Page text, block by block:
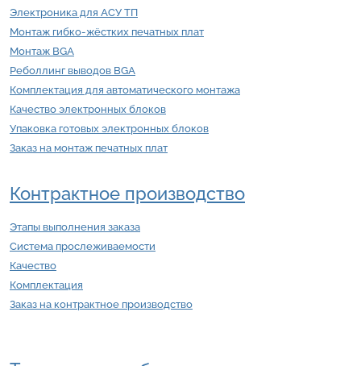
Электроника для АСУ ТП
Монтаж гибко-жёстких печатных плат
Монтаж BGA
Реболлинг выводов BGA
Комплектация для автоматического монтажа
Качество электронных блоков
Упаковка готовых электронных блоков
Заказ на монтаж печатных плат
Контрактное производство
Этапы выполнения заказа
Система прослеживаемости
Качество
Комплектация
Заказ на контрактное производство